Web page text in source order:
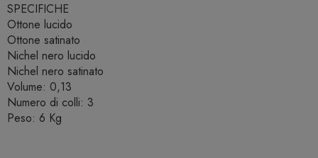
SPECIFICHE
Ottone lucido
Ottone satinato
Nichel nero lucido
Nichel nero satinato
Volume: 0,13
Numero di colli: 3
Peso: 6 Kg